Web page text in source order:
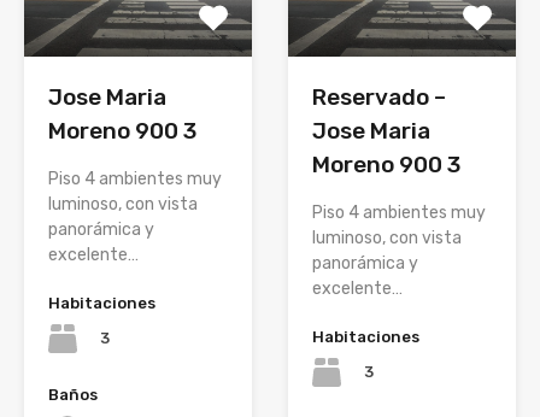
Jose Maria
Moreno 900 3
Piso 4 ambientes muy
luminoso, con vista
panorámica y
excelente…
Habitaciones
3
Baños
Reservado –
Jose Maria
Moreno 900 3
Piso 4 ambientes muy
luminoso, con vista
panorámica y
excelente…
Habitaciones
3